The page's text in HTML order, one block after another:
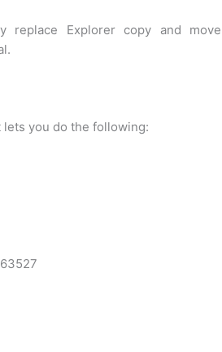
replace Explorer copy and move
lets you do the following: